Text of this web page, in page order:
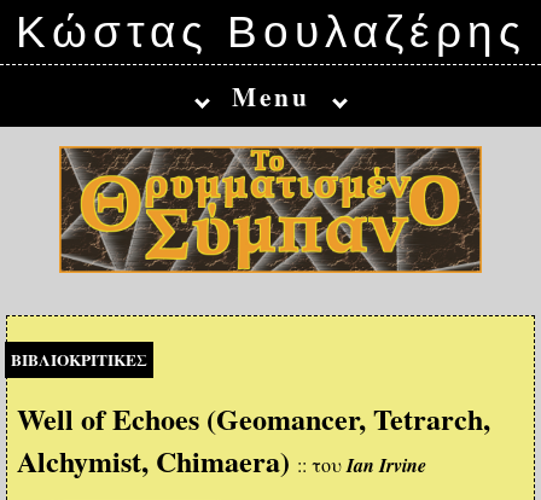
Κώστας Βουλαζέρης
Menu
ΒΙΒΛΙΟΚΡΙΤΙΚΕΣ
Well of Echoes (Geomancer, Tetrarch,
Alchymist, Chimaera) :: τουIan Irvine